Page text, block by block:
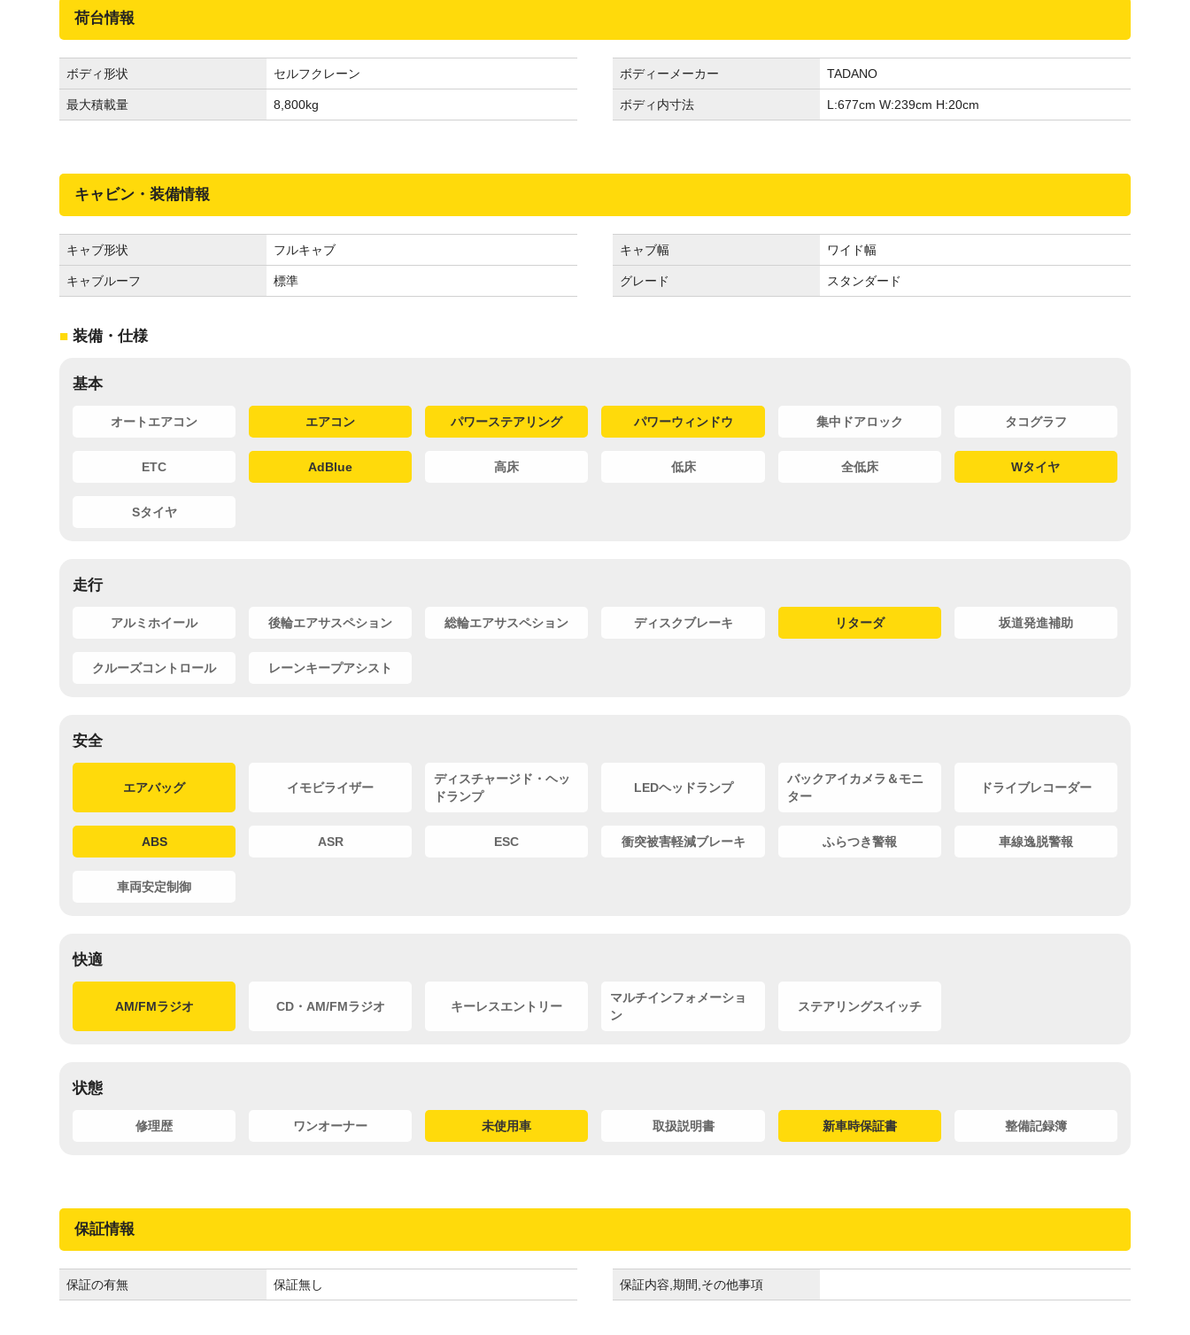
荷台情報
ボディ形状 セルフクレーン ボディーメーカー TADANO
最大積載量 8,800kg ボディ内寸法 L:677cm W:239cm H:20cm
キャビン・装備情報
キャブ形状 フルキャブ キャブ幅 ワイド幅
キャブルーフ 標準 グレード スタンダード
装備・仕様
基本
オートエアコン エアコン パワーステアリング パワーウィンドウ 集中ドアロック タコグラフ
ETC AdBlue 高床 低床 全低床 Wタイヤ
Sタイヤ
走行
アルミホイール 後輪エアサスペション 総輪エアサスペション ディスクブレーキ リターダ 坂道発進補助
クルーズコントロール レーンキープアシスト
安全
エアバッグ イモビライザー
ディスチャージド・ヘッ
ドランプ
LEDヘッドランプ
バックアイカメラ＆モニ
ター
ドライブレコーダー
ABS ASR ESC 衝突被害軽減ブレーキ ふらつき警報 車線逸脱警報
車両安定制御
快適
AM/FMラジオ CD・AM/FMラジオ キーレスエントリー
マルチインフォメーショ
ン
ステアリングスイッチ
状態
修理歴 ワンオーナー 未使用車 取扱説明書 新車時保証書 整備記録簿
保証情報
保証の有無 保証無し 保証内容,期間,その他事項